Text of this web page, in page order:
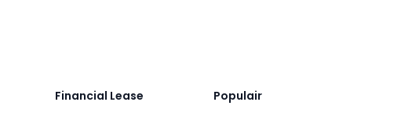
Financial Lease Populair